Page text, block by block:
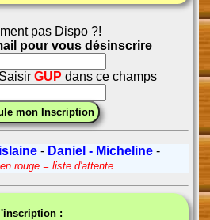
pas Dispo ?!
pour vous désinscrire
GUP dans ce champs
- Daniel - Micheline -
rouge = liste d'attente.
: